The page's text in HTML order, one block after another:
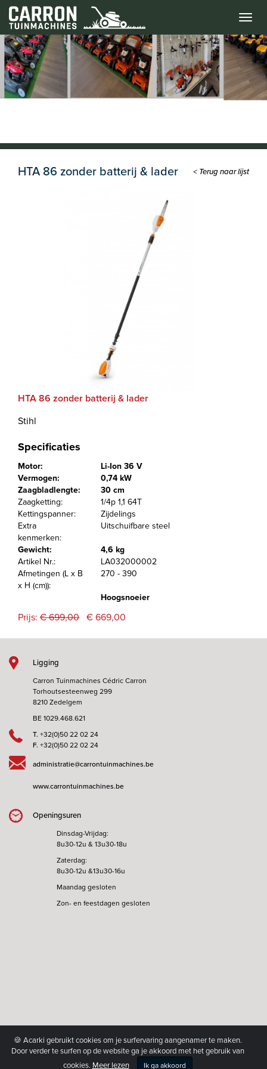
Menu
HTA 86 zonder batterij & lader < Terug naar lijst
HTA 86 zonder batterij & lader
Stihl
Specificaties
Motor:
Li-Ion 36 V
Vermogen:
0,74 kW
Zaagbladlengte:
30 cm
Zaagketting:
1/4p 1,1 64T
Kettingspanner:
Zijdelings
Extra
kenmerken:
Uitschuifbare steel
Gewicht:
4,6 kg
Artikel Nr.:
LA032000002
Afmetingen (L x B
x H (cm)):
270 - 390
Hoogsnoeier
Prijs: € 699,00 € 669,00
Ligging
Carron Tuinmachines Cédric Carron
Torhoutsesteenweg 299
8210 Zedelgem
BE 1029.468.621
T. +32(0)50 22 02 24
F. +32(0)50 22 02 24
administratie@carrontuinmachines.be
www.carrontuinmachines.be
Openingsuren
Dinsdag-Vrijdag:
8u30-12u & 13u30-18u
Zaterdag:
8u30-12u &13u30-16u
Maandag gesloten
Zon- en feestdagen gesloten
🍪 Acarki gebruikt cookies om je surfervaring aangenamer te maken.
Door verder te surfen op de website ga je akkoord met het gebruik van
cookies. Meer lezen Ik ga akkoord